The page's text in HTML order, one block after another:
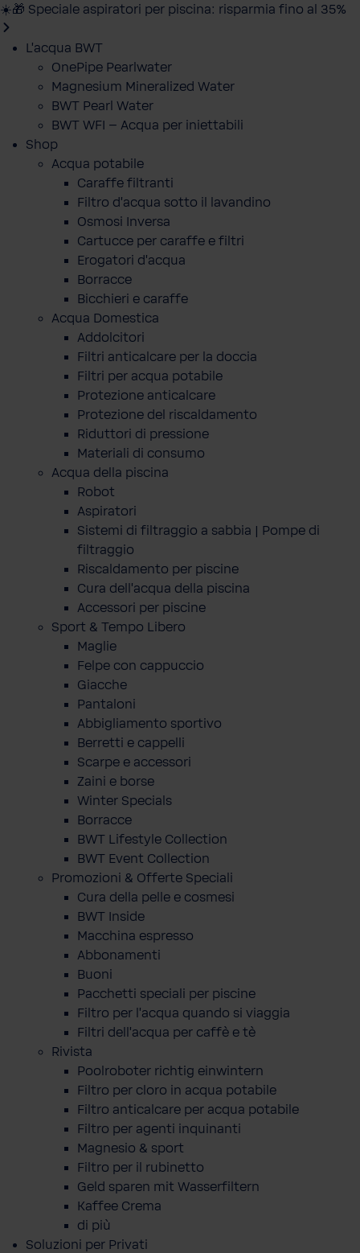
☀️🎁 Speciale aspiratori per piscina: risparmia fino al 35%
L'acqua BWT
OnePipe Pearlwater
Magnesium Mineralized Water
BWT Pearl Water
BWT WFI – Acqua per iniettabili
Shop
Acqua potabile
Caraffe filtranti
Filtro d'acqua sotto il lavandino
Osmosi Inversa
Cartucce per caraffe e filtri
Erogatori d'acqua
Borracce
Bicchieri e caraffe
Acqua Domestica
Addolcitori
Filtri anticalcare per la doccia
Filtri per acqua potabile
Protezione anticalcare
Protezione del riscaldamento
Riduttori di pressione
Materiali di consumo
Acqua della piscina
Robot
Aspiratori
Sistemi di filtraggio a sabbia | Pompe di
filtraggio
Riscaldamento per piscine
Cura dell'acqua della piscina
Accessori per piscine
Sport & Tempo Libero
Maglie
Felpe con cappuccio
Giacche
Pantaloni
Abbigliamento sportivo
Berretti e cappelli
Scarpe e accessori
Zaini e borse
Winter Specials
Borracce
BWT Lifestyle Collection
BWT Event Collection
Promozioni & Offerte Speciali
Cura della pelle e cosmesi
BWT Inside
Macchina espresso
Abbonamenti
Buoni
Pacchetti speciali per piscine
Filtro per l'acqua quando si viaggia
Filtri dell'acqua per caffè e tè
Rivista
Poolroboter richtig einwintern
Filtro per cloro in acqua potabile
Filtro anticalcare per acqua potabile
Filtro per agenti inquinanti
Magnesio & sport
Filtro per il rubinetto
Geld sparen mit Wasserfiltern
Kaffee Crema
di più
Soluzioni per Privati